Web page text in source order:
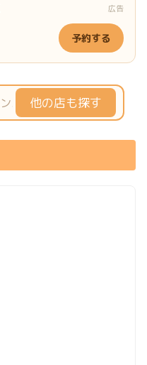
広告
予約する
他の店も探す